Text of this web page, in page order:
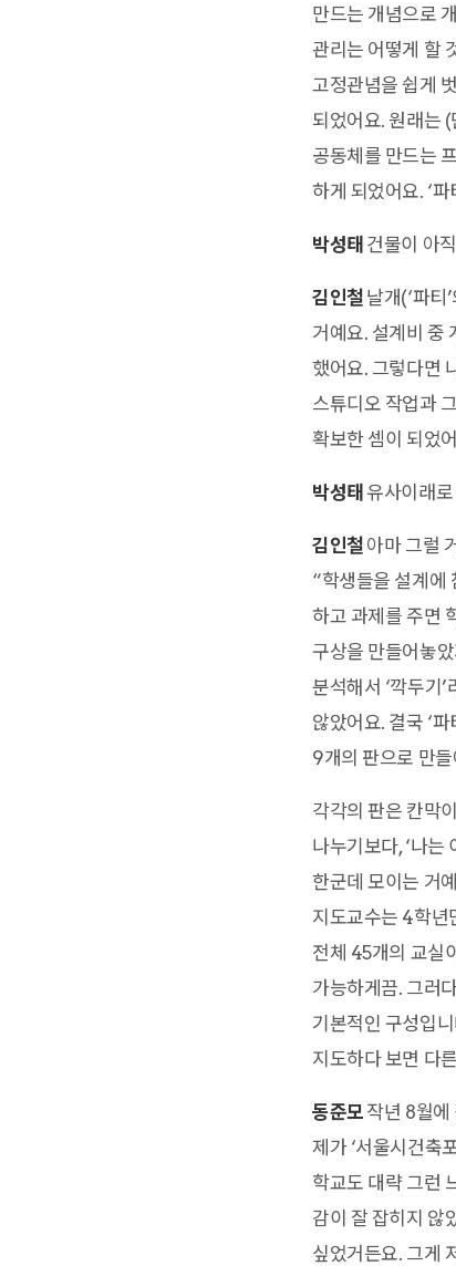
만드는 개념으로
관리는 어떻게 할
고정관념을 쉽게
되었어요. 원래는
공동체를 만드는
하게 되었어요. ‘
박성태 건물이 아
김인철 날개(‘파티
거예요. 설계비 중
했어요. 그렇다면
스튜디오 작업과
확보한 셈이 되었
박성태유사이래
김인철 아마 그럴
“학생들을 설계에
하고 과제를 주면
구상을 만들어놓
분석해서 ‘깍두기
않았어요. 결국 ‘
9개의 판으로 만
각각의 판은 칸막
나누기보다, ‘나는
한군데 모이는 거
지도교수는 4학년
전체 45개의 교실
가능하게끔. 그러
기본적인 구성입
지도하다 보면 다
동준모 작년 8월에
제가 ‘서울시건축
학교도 대략 그런
감이 잘 잡히지 않
싶었거든요. 그게